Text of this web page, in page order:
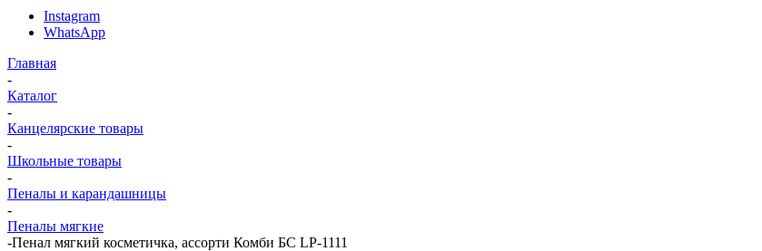
Instagram
WhatsApp
Главная
-
Каталог
-
Канцелярские товары
-
Школьные товары
-
Пеналы и карандашницы
-
Пеналы мягкие
-Пенал мягкий косметичка, ассорти Комби БС LP-1111